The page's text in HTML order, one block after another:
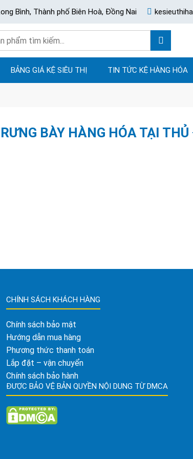
Bình, Thành phố Biên Hoà, Đồng Nai
BẢNG GIÁ KỆ SIÊU THỊ TIN TỨC KỆ HÀNG HÓA
BÀY HÀNG HÓA TẠI
CHÍNH SÁCH KHÁCH HÀNG
Chính sách bảo mật
Hướng dẫn mua hàng
Phương thức thanh toán
Lắp đặt – vận chuyển
Chính sách bảo hành
ĐƯỢC BẢO VỆ BẢN QUYỀN NỘI DUNG TỪ DMCA